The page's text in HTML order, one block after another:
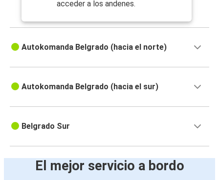
acceder a los andenes.
Autokomanda Belgrado (hacia el norte)
Autokomanda Belgrado (hacia el sur)
Belgrado Sur
El mejor servicio a bordo